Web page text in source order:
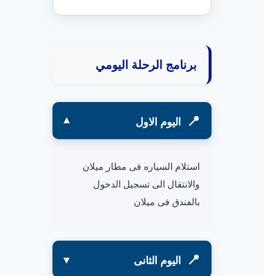
برنامج الرحلة اليومي
اليوم الاول
استلام السياره فى مطار ميلان
والانتقال الى تسجيل الدخول
بالفندق فى ميلان
اليوم الثانى